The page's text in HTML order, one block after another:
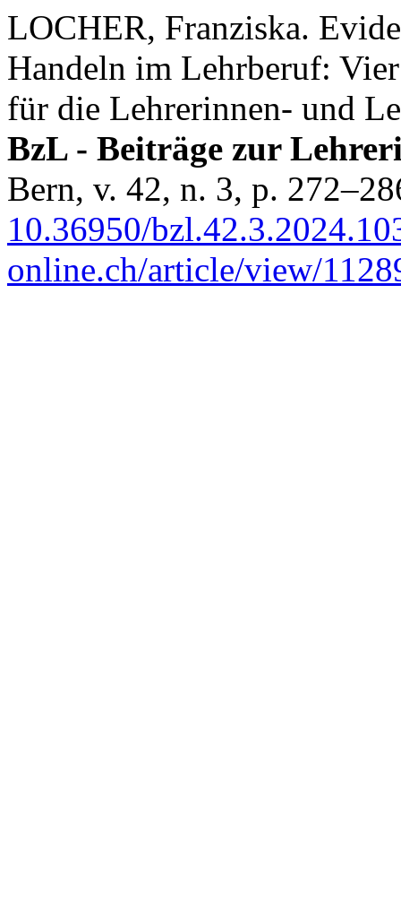
LOCHER, Franziska.
Handeln im Lehrberuf:
für die Lehrerinnen- und
BzL - Beiträge zur
Bern, v. 42, n. 3, p.
10.36950/
online.ch/article/view/